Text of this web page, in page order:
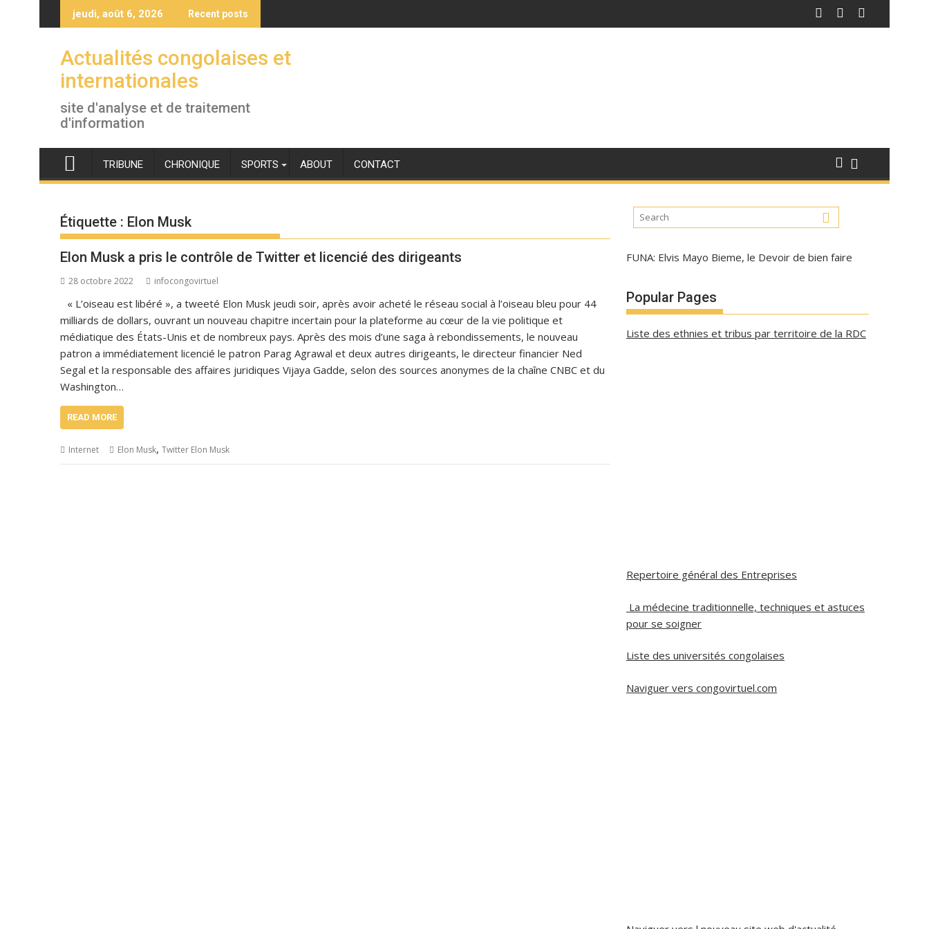
to
jeudi, août 6, 2026 Recent posts
Actualités congolaises et
internationales
site d'analyse et de traitement
d'information
TRIBUNE CHRONIQUE SPORTS ABOUT CONTACT
Étiquette : Elon Musk
Elon Musk a pris le contrôle de Twitter et licencié des dirigeants
28 octobre 2022 infocongovirtuel
« L’oiseau est libéré », a tweeté Elon Musk jeudi soir, après avoir acheté le réseau social à l’oiseau bleu pour 44
milliards de dollars, ouvrant un nouveau chapitre incertain pour la plateforme au cœur de la vie politique et
médiatique des États-Unis et de nombreux pays. Après des mois d’une saga à rebondissements, le nouveau
patron a immédiatement licencié le patron Parag Agrawal et deux autres dirigeants, le directeur financier Ned
Segal et la responsable des affaires juridiques Vijaya Gadde, selon des sources anonymes de la chaîne CNBC et du
Washington…
READ MORE
Internet Elon Musk, Twitter Elon Musk
FUNA: Elvis Mayo Bieme, le Devoir de bien faire
Popular Pages
Liste des ethnies et tribus par territoire de la RDC
Repertoire général des Entreprises
La médecine traditionnelle, techniques et astuces
pour se soigner
Liste des universités congolaises
Naviguer vers congovirtuel.com